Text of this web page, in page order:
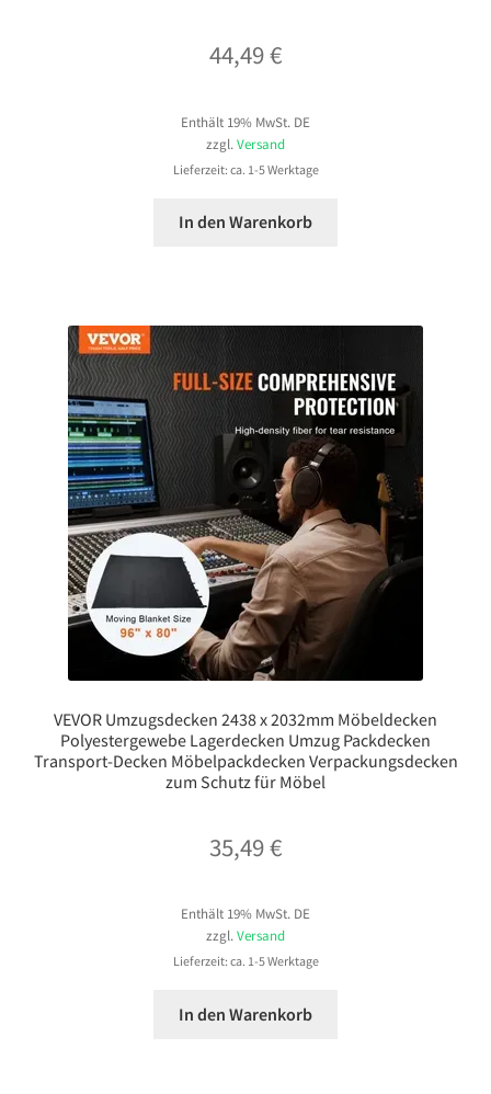
44,49€
Enthält 19% MwSt. DE
zzgl. Versand
Lieferzeit: ca. 1-5 Werktage
In den Warenkorb
VEVOR Umzugsdecken 2438 x 2032mm Möbeldecken
Polyestergewebe Lagerdecken Umzug Packdecken
Transport-Decken Möbelpackdecken Verpackungsdecken
zum Schutz für Möbel
35,49€
Enthält 19% MwSt. DE
zzgl. Versand
Lieferzeit: ca. 1-5 Werktage
In den Warenkorb